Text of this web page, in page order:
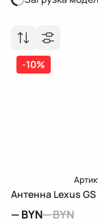
Загрузка
-10%
Антенна Lexus GS
—BYN—BYN